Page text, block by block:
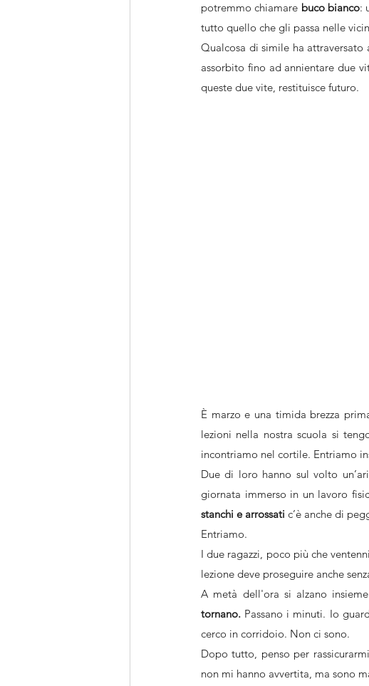
potremmo chiamare buco bianco:
tutto quello che gli passa nelle
Qualcosa di simile ha attraversato
assorbito fino ad annientare due
queste due vite, restituisce futuro.
È marzo e una timida brezza
lezioni nella nostra scuola si
incontriamo nel cortile. Entriamo
Due di loro hanno sul volto
giornata immerso in un lavoro
stanchi e arrossati c’è anche di
Entriamo.
I due ragazzi, poco più che
lezione deve proseguire anche
A metà dell'ora si alzano
tornano. Passano i minuti. Io
cerco in corridoio. Non ci sono.
Dopo tutto, penso per
non mi hanno avvertita, ma sono